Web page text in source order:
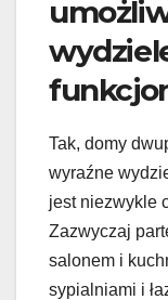
Tak, domy
wyraźne
jest niezwykle
Zazwyczaj
salonem i
sypialniami i